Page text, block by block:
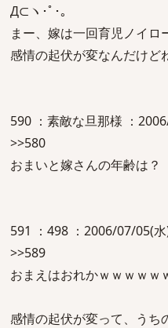
Д⊂ヽ･ﾟ･｡
まー、嫁は一回育児ノイロ
感情の起伏が変なんだけど
590 ：素敵な旦那様 ：
>>580
おまいと嫁さんの年齢は？
591 ：498 ：2006/07/05(
>>589
おまえはおれかｗｗｗｗｗ
感情の起伏が変って、うち